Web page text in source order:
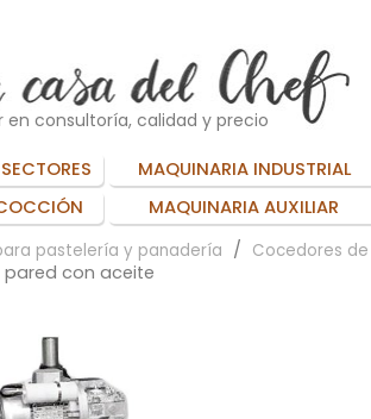
en consultoría, calidad y precio
MAQUINARIA INDUSTRIAL
MAQUINARIA AUXILIAR
pastelería y panadería Cocedores
con aceite